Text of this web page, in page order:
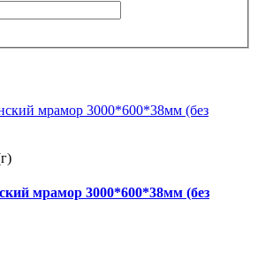
мрамор 3000*600*38мм (без